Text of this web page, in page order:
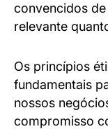
convencidos
relevante
Os princípios
fundamentais
nossos
compromisso